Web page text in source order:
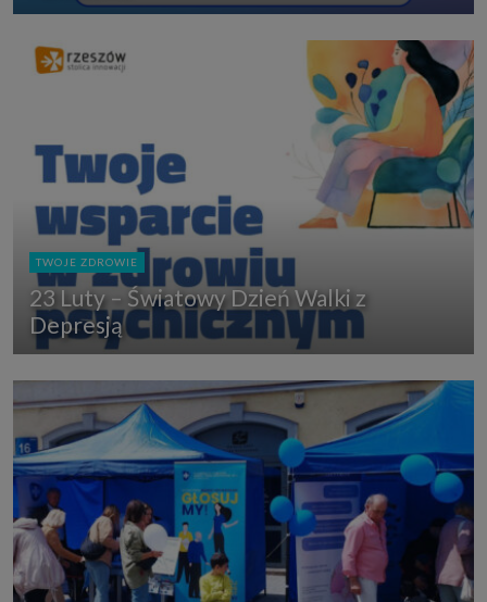
TWOJE ZDROWIE
23 Luty – Światowy Dzień Walki z
Depresją